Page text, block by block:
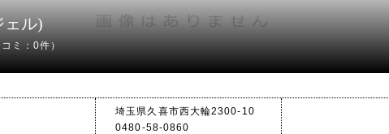
ェル)
ミ：0件）
埼玉県久喜市西大輪2300-10
0480-58-0860